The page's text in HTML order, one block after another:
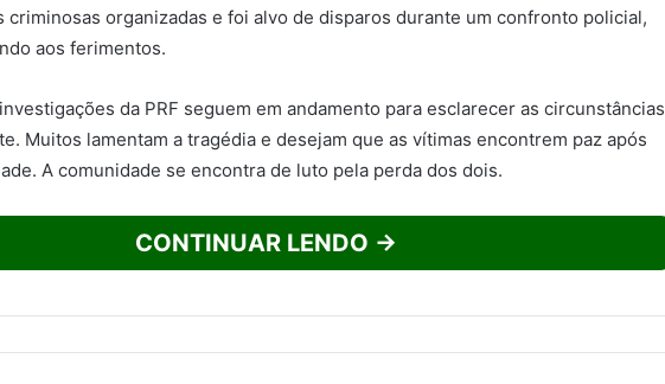
criminosas organizadas e foi alvo de disparos durante um confronto policial,
aos ferimentos.
da PRF seguem em andamento para esclarecer as circunstâncias
Muitos lamentam a tragédia e desejam que as vítimas encontrem paz após
A comunidade se encontra de luto pela perda dos dois.
CONTINUAR LENDO →